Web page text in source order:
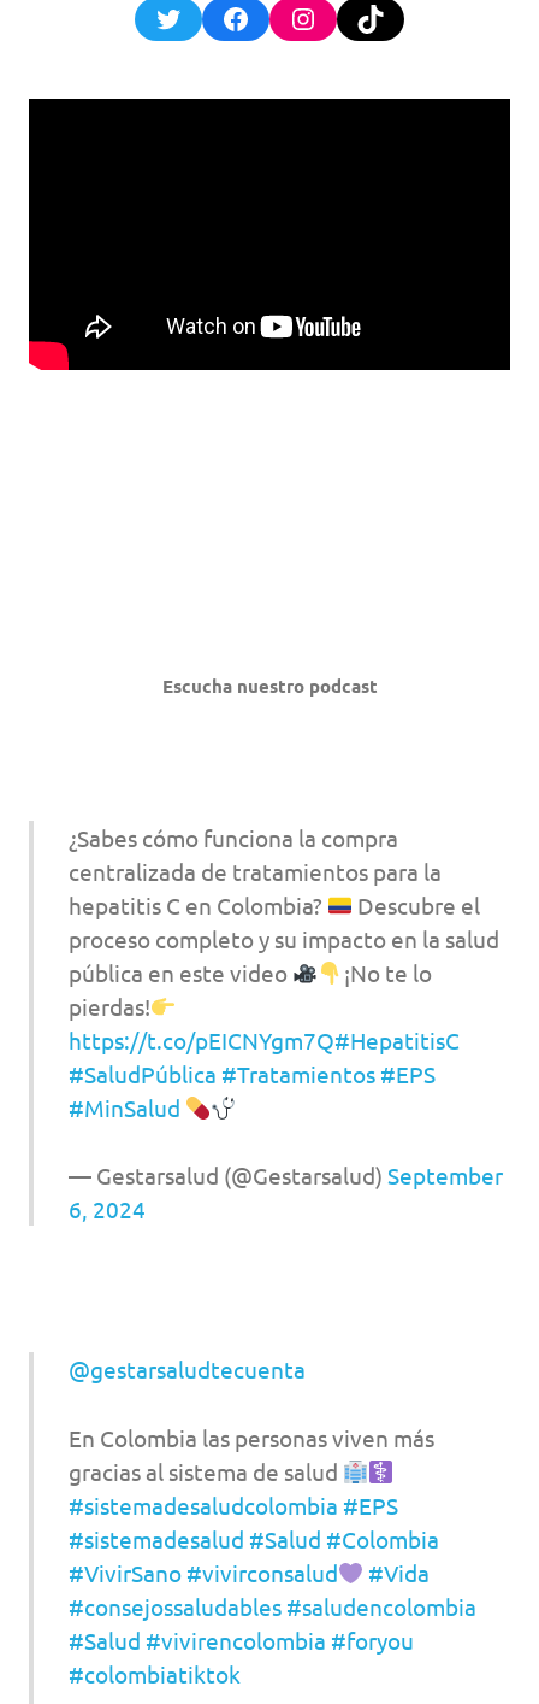
TwitterFacebookInstagram
TikTok
Escucha nuestro podcast
¿Sabes cómo funciona la compra
centralizada de tratamientos para la
hepatitis C en Colombia?
Descubre el
proceso completo y su impacto en la salud
pública en este video
¡No te lo
pierdas!
https://t.co/pEICNYgm7Q#HepatitisC
#SaludPública #Tratamientos #EPS
#MinSalud
— Gestarsalud (@Gestarsalud) September
6, 2024
@gestarsaludtecuenta
En Colombia las personas viven más
gracias al sistema de salud
#sistemadesaludcolombia #EPS
#sistemadesalud #Salud #Colombia
#VivirSano #vivirconsalud
#Vida
#consejossaludables #saludencolombia
#Salud #vivirencolombia #foryou
#colombiatiktok